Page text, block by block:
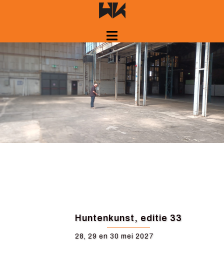
Huntenkunst, editie 33
28, 29 en 30 mei 2027